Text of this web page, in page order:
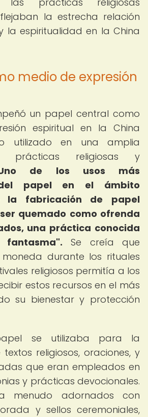
la estrecha relación
la espiritualidad en la China
medio de expresión
un papel central como
espiritual en la China
utilizado en una amplia
prácticas religiosas y
de los usos más
papel en el ámbito
la fabricación de papel
quemado como ofrenda
una práctica conocida
fantasma". Se creía que
durante los rituales
religiosos permitía a los
estos recursos en el más
su bienestar y protección
se utilizaba para la
religiosos, oraciones, y
que eran empleados en
y prácticas devocionales.
menudo adornados con
y sellos ceremoniales,